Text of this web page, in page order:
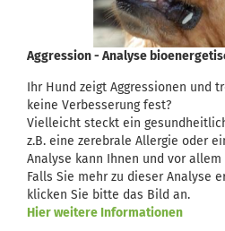
Aggression - Analyse
Ihr Hund zeigt Aggressionen und
keine Verbesserung fest?
Vielleicht steckt ein
z.B. eine zerebrale Allergie oder
Analyse kann Ihnen und vor
Falls Sie mehr zu dieser Analyse
klicken Sie bitte das Bild an.
Hier weitere Informationen